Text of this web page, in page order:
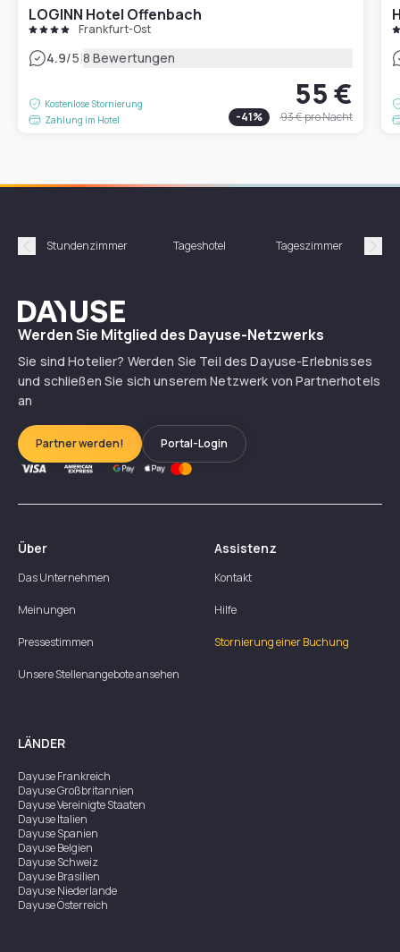
LOGINN Hotel Offenbach
Frankfurt-Ost
4.9/5|8 Bewertungen
Kostenlose Stornierung
Zahlung im Hotel
55 €
-41% 93 €pro Nacht
Précédent
Stundenzimmer Tageshotel Tageszimmer
Dayuse
Werden Sie Mitglied des Dayuse-Netzwerks
Sie sind Hotelier? Werden Sie Teil des Dayuse-Erlebnisses
und schließen Sie sich unserem Netzwerk von Partnerhotels
an
Partner werden! Portal-Login
Über
Das Unternehmen
Meinungen
Pressestimmen
Unsere Stellenangebote ansehen
Assistenz
Kontakt
Hilfe
Stornierung einer Buchung
LÄNDER
DayuseFrankreich
DayuseGroßbritannien
DayuseVereinigte Staaten
DayuseItalien
DayuseSpanien
DayuseBelgien
DayuseSchweiz
DayuseBrasilien
DayuseNiederlande
DayuseÖsterreich